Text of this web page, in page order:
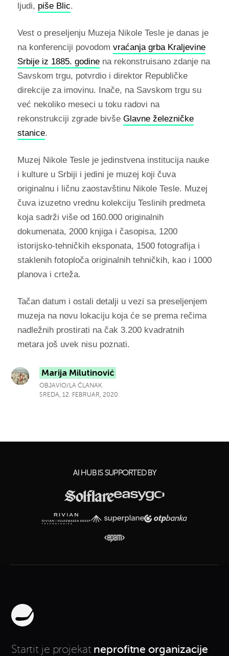
ljudi, piše Blic.
Vest o preseljenju Muzeja Nikole Tesle je danas je
na konferenciji povodom vraćanja grba Kraljevine
Srbije iz 1885. godinena rekonstruisano zdanje na
Savskom trgu, potvrdio i direktor Republičke
direkcije za imovinu. Inače, na Savskom trgu su
već nekoliko meseci u toku radovi na
rekonstrukciji zgrade bivše Glavne železničke
stanice.
Muzej Nikole Tesle je jedinstvena institucija nauke
i kulture u Srbiji i jedini je muzej koji čuva
originalnu i ličnu zaostavštinu Nikole Tesle. Muzej
čuva izuzetno vrednu kolekciju Teslinih predmeta
koja sadrži više od 160.000 originalnih
dokumenata, 2000 knjiga i časopisa, 1200
istorijsko-tehničkih eksponata, 1500 fotografija i
staklenih fotoploča originalnih tehničkih, kao i 1000
planova i crteža.
Tačan datum i ostali detalji u vezi sa preseljenjem
muzeja na novu lokaciju koja će se prema rečima
nadležnih prostirati na čak 3.200 kvadratnih
metara još uvek nisu poznati.
Marija Milutinović
OBJAVIO/LA ČLANAK.
SREDA, 12. FEBRUAR, 2020.
AI HUB IS SUPPORTED BY
Startit je projekat neprofitneorganizacije